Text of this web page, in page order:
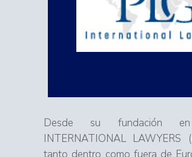
Desde su fundación
INTERNATIONAL LAWYERS